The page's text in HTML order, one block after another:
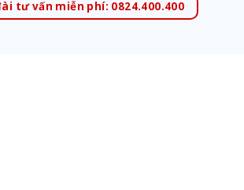
tư vấn miễn phí: 0824.400.400